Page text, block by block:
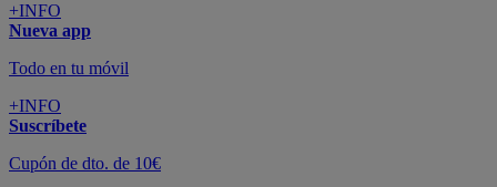
+INFO
Nueva app
Todo en tu móvil
+INFO
Suscríbete
Cupón de dto. de 10€